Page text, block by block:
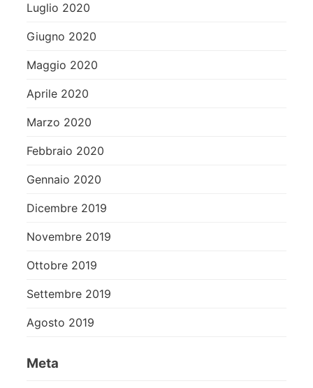
Luglio 2020
Giugno 2020
Maggio 2020
Aprile 2020
Marzo 2020
Febbraio 2020
Gennaio 2020
Dicembre 2019
Novembre 2019
Ottobre 2019
Settembre 2019
Agosto 2019
Meta